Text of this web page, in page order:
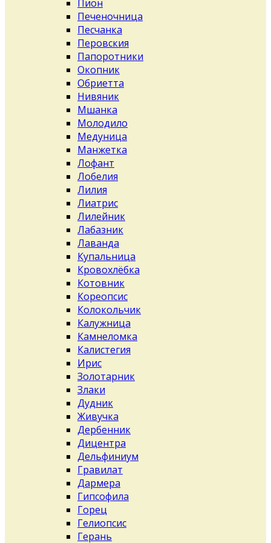
Пион
Печеночница
Песчанка
Перовския
Папоротники
Окопник
Обриетта
Нивяник
Мшанка
Молодило
Медуница
Манжетка
Лофант
Лобелия
Лилия
Лиатрис
Лилейник
Лабазник
Лаванда
Купальница
Кровохлёбка
Котовник
Кореопсис
Колокольчик
Калужница
Камнеломка
Калистегия
Ирис
Золотарник
Злаки
Дудник
Живучка
Дербенник
Дицентра
Дельфиниум
Гравилат
Дармера
Гипсофила
Горец
Гелиопсис
Герань